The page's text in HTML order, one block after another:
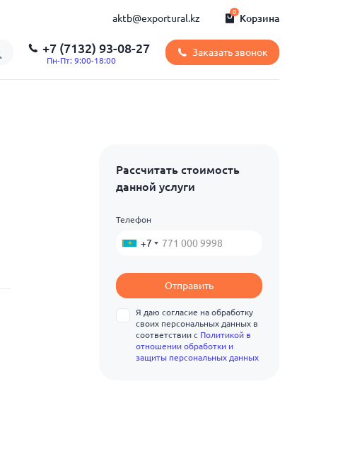
aktb@exportural.kz Корзина
0
+7 (7132) 93-08-27
Пн-Пт: 9:00-18:00
Заказать звонок
Рассчитать стоимость
данной услуги
Телефон
+7
Отправить
Я даю согласие на обработку
своих персональных данных в
соответствии с Политикой в
отношении обработки и
защиты персональных данных